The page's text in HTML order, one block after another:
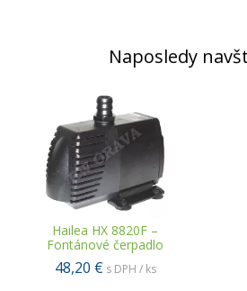
Naposledy
Hailea HX 8820F –
Fontánové čerpadlo
48,20 € s DPH / ks